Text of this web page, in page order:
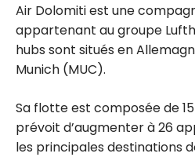
Air Dolomiti est une
appartenant au groupe
hubs sont situés en
Munich (MUC).
Sa flotte est composée de
prévoit d’augmenter à 26
les principales destinations